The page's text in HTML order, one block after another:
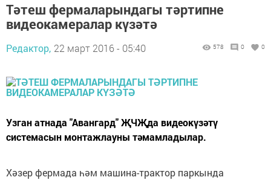
Тәтеш фермаларындагы тәртипне
видеокамералар күзәтә
Редактор, 22 март 2016 - 05:40 578 0 0
Узган атнада "Авангард" ҖЧҖда видеокүзәтү
системасын монтажлауны тәмамладылар.
Хәзер фермада һәм машина-трактор паркында